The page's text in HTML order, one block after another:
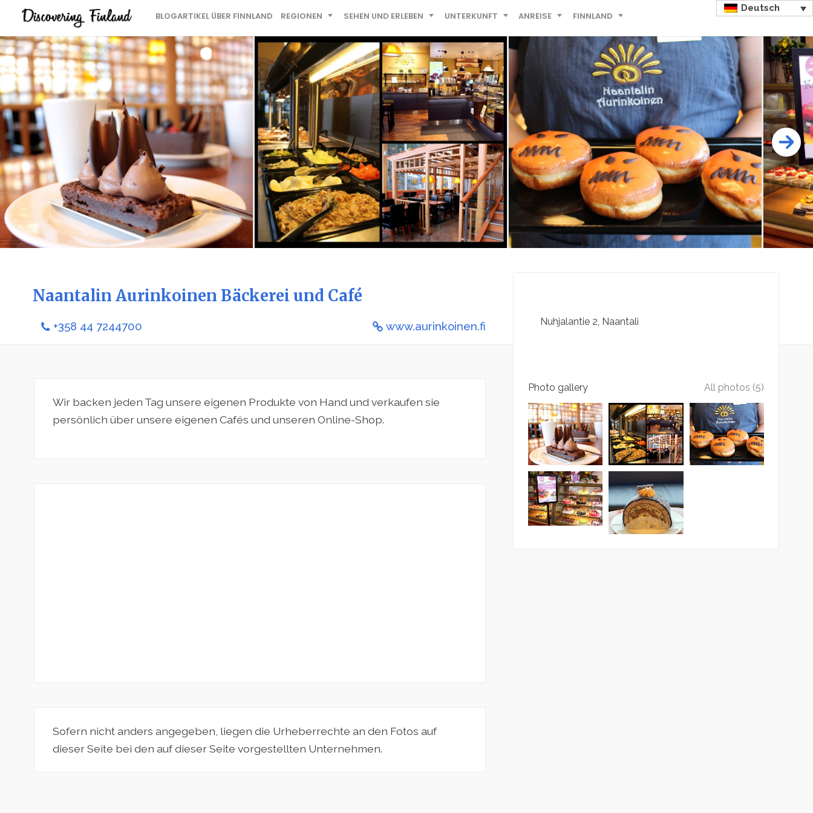
BLOGARTIKEL ÜBER FINNLAND REGIONEN SEHEN UND ERLEBEN UNTERKUNFT ANREISE FINNLAND
Deutsch
Naantalin Aurinkoinen Bäckerei und Café
+358 44 7244700 www.aurinkoinen.fi
Wir backen jeden Tag unsere eigenen Produkte von Hand und verkaufen sie
persönlich über unsere eigenen Cafés und unseren Online-Shop.
Sofern nicht anders angegeben, liegen die Urheberrechte an den Fotos auf
dieser Seite bei den auf dieser Seite vorgestellten Unternehmen.
Nuhjalantie 2 Naantali
Photo gallery All photos (5)